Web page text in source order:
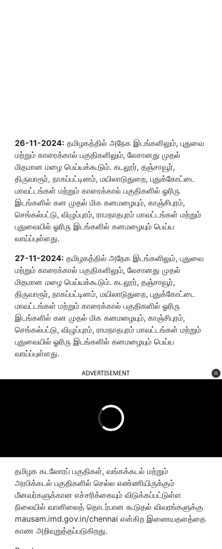
26-11-2024: தமிழகத்தில் அநேக இடங்களிலும், புதுவை
மற்றும் காரைக்கால் பகுதிகளிலும், லேசானது முதல்
மிதமான மழை பெய்யக்கூடும். கடலூர், தஞ்சாவூர்,
திருவாரூர், நாகப்பட்டினம், மயிலாடுதுறை, புதுக்கோட்டை
மாவட்டங்கள் மற்றும் காரைக்கால் பகுதிகளில் ஓரிரு
இடங்களில் கன முதல் மிக கனமழையும், காஞ்சிபுரம்,
செங்கல்பட்டு, விழுப்புரம், ராமநாதபுரம் மாவட்டங்கள் மற்றும்
புதுவையில் ஓரிரு இடங்களில் கனமழையும் பெய்ய
வாய்ப்புள்ளது.
27-11-2024: தமிழகத்தில் அநேக இடங்களிலும், புதுவை
மற்றும் காரைக்கால் பகுதிகளிலும், லேசானது முதல்
மிதமான மழை பெய்யக்கூடும். கடலூர், தஞ்சாவூர்,
திருவாரூர், நாகப்பட்டினம், மயிலாடுதுறை, புதுக்கோட்டை
மாவட்டங்கள் மற்றும் காரைக்கால் பகுதிகளில் ஓரிரு
இடங்களில் கன முதல் மிக கனமழையும், காஞ்சிபுரம்,
செங்கல்பட்டு, விழுப்புரம், ராமநாதபுரம் மாவட்டங்கள் மற்றும்
புதுவையில் ஓரிரு இடங்களில் கனமழையும் பெய்ய
வாய்ப்புள்ளது.
ADVERTISEMENT
தமிழக கடலோரப் பகுதிகள், வங்கக்கடல் மற்றும்
அரபிக்கடல் பகுதிகளில் செல்ல எண்ணியிருக்கும்
மீனவர்களுக்கான எச்சரிக்கையும் விடுக்கப்பட்டுள்ள
நிலையில் வானிலைத் தொடர்பான கூடுதல் விவரங்களுக்கு
mausam.imd.gov.in/chennai என்கிற இணையதளத்தை
காண அறிவுறுத்தப்படுகிறது.